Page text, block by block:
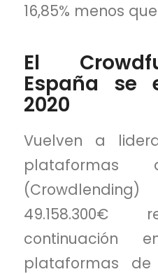
16,85% menos
El
España se
2020
Vuelven a
plataformas
49.158.300€
continuación
plataformas de